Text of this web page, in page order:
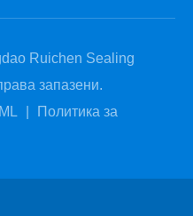
Ruichen Sealing
запазени.
Политика за